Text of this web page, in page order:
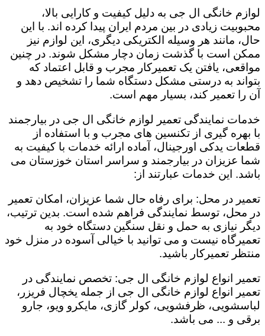
لوازم خانگی ال جی به دلیل کیفیت و کارایی بالا،
محبوبیت زیادی در بین مردم ایران پیدا کرده اند. با این
حال، مانند هر وسیله الکتریکی دیگری، این لوازم نیز
ممکن است با گذشت زمان دچار مشکل شوند. در چنین
مواقعی، یافتن یک تعمیرکار مجرب و قابل اعتماد که
بتواند به درستی مشکل دستگاه شما را تشخیص دهد و
آن را تعمیر کند، بسیار مهم است.
خدمات نمایندگی تعمیر لوازم خانگی ال جی در بیارجمند
با بهره گیری از تکنسین های مجرب و با استفاده از
قطعات یدکی اورجینال، آماده ارائه خدمات با کیفیت به
شما عزیزان در بیارجمند و سراسر استان خوزستان می
باشد. این خدمات عبارتند از:
تعمیر در محل: برای رفاه حال شما عزیزان، امکان تعمیر
در محل، توسط نمایندگی فراهم شده است. بدین ترتیب،
دیگر نیازی به حمل و نقل سنگین دستگاه خود به
تعمیرگاه نیست و می توانید با خیالی آسوده در منزل خود
منتظر تعمیرکار باشید.
تعمیر انواع لوازم خانگی ال جی: تخصص نمایندگی در
تعمیر انواع لوازم خانگی ال جی از جمله یخچال فریزر،
لباسشویی، ظرفشویی، کولر گازی، مایکرو ویو، جارو
برقی و ... می باشد.